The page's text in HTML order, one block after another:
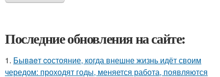
Последние обновления на сайте:
1. Бывaeт coстояние, когда внешне жизнь идёт своим
чередом: проходят годы, меняется работа, появляются